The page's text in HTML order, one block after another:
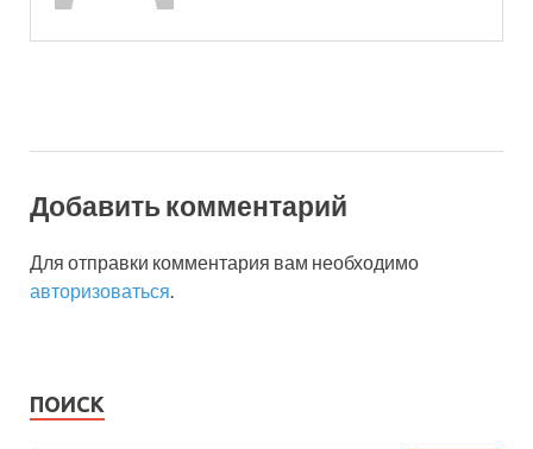
Добавить комментарий
Для отправки комментария вам необходимо
авторизоваться.
ПОИСК